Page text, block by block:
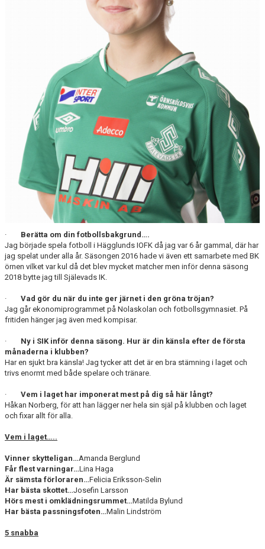
DIVISION 1 NORRA 2026
DOKUMENT
· Berätta om din fotbollsbakgrund….
Jag började spela fotboll i Hägglunds IOFK då jag var 6 år gammal, där har
jag spelat under alla år. Säsongen 2016 hade vi även ett samarbete med BK
örnen vilket var kul då det blev mycket matcher men inför denna säsong
2018 bytte jag till Själevads IK.
· Vad gör du när du inte ger järnet i den gröna tröjan?
Jag går ekonomiprogrammet på Nolaskolan och fotbollsgymnasiet. På
fritiden hänger jag även med kompisar.
· Ny i SIK inför denna säsong. Hur är din känsla efter de första
månaderna i klubben?
Har en sjukt bra känsla! Jag tycker att det är en bra stämning i laget och
trivs enormt med både spelare och tränare.
· Vem i laget har imponerat mest på dig så här långt?
Håkan Norberg, för att han lägger ner hela sin själ på klubben och laget
och fixar allt för alla.
Vem i laget…..
Vinner skytteligan…Amanda Berglund
Får flest varningar…Lina Haga
Är sämsta förloraren…Felicia Eriksson-Selin
Har bästa skottet…Josefin Larsson
Hörs mest i omklädningsrummet…Matilda Bylund
Har bästa passningsfoten…Malin Lindström
5 snabba